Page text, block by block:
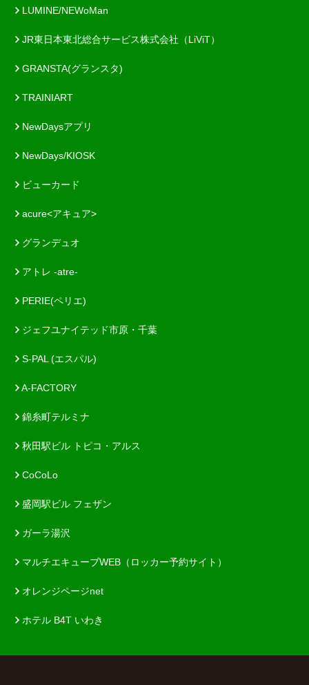
LUMINE/NEWoMan
JR東日本東北総合サービス株式会社（LiViT）
GRANSTA(グランスタ)
TRAINIART
NewDaysアプリ
NewDays/KIOSK
ビューカード
acure<アキュア>
グランデュオ
アトレ -atre-
PERIE(ペリエ)
ジェフユナイテッド市原・千葉
S-PAL (エスパル)
A-FACTORY
錦糸町テルミナ
秋田駅ビル トピコ・アルス
CoCoLo
盛岡駅ビル フェザン
ガーラ湯沢
マルチエキューブWEB（ロッカー予約サイト）
オレンジページnet
ホテル B4T いわき